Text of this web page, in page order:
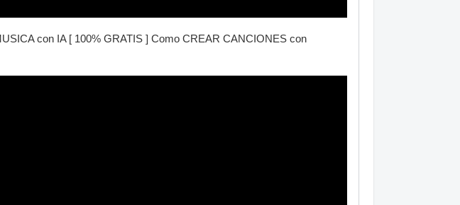
con IA [ 100% GRATIS ] Como CREAR CANCIONES con